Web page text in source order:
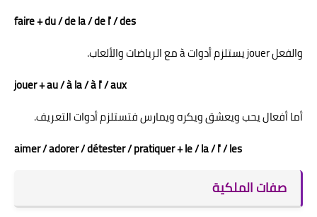
faire + du / de la / de l' / des
والفعل jouer يستلزم أدوات à مع الرياضات والألعاب.
jouer + au / à la / à l' / aux
أما أفعال يحب ويعشق ويكره ويمارس فتستلزم أدوات التعريف.
aimer / adorer / détester / pratiquer + le / la / l' / les
صفات الملكية